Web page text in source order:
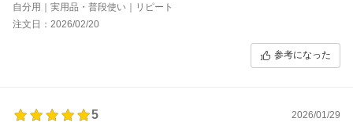
自分用｜実用品・普段使い｜リピート
注文日：2026/02/20
参考になった
5
2026/01/29